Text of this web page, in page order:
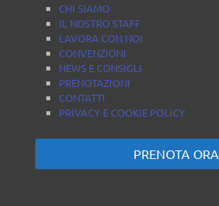
CHI SIAMO
IL NOSTRO STAFF
LAVORA CON NOI
CONVENZIONI
NEWS E CONSIGLI
PRENOTAZIONI
CONTATTI
PRIVACY E COOKIE POLICY
PRENOTA ORA